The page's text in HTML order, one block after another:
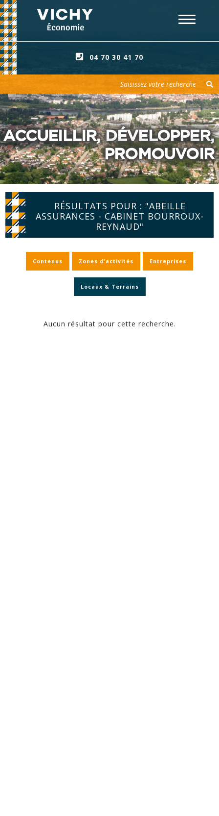
04 70 30 41 70
ACCUEILLIR, DÉVELOPPER,
PROMOUVOIR
RÉSULTATS POUR : "ABEILLE
ASSURANCES - CABINET BOURROUX-
REYNAUD"
Contenus Zones d'activités Entreprises
Locaux & Terrains
Aucun résultat pour cette recherche.